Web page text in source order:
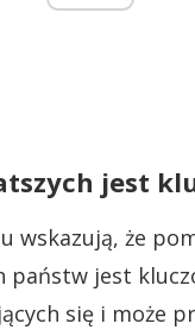
jest
wskazują, że
państw jest
się i może